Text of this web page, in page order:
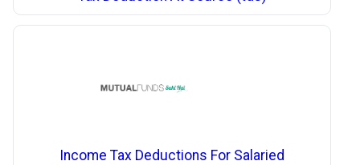
Income Tax Deductions For Salaried